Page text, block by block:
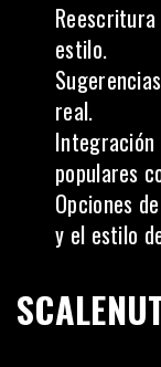
estilo.
real.
populares
Opciones
y el estilo